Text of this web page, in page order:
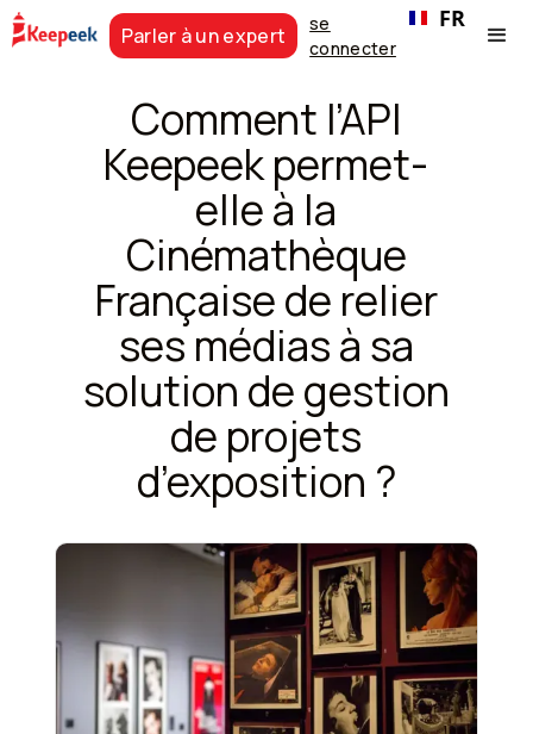
Parler à un expert
se
connecter
FR
Comment l’API
Keepeek permet-
elle à la
Cinémathèque
Française de relier
ses médias à sa
solution de gestion
de projets
d’exposition ?